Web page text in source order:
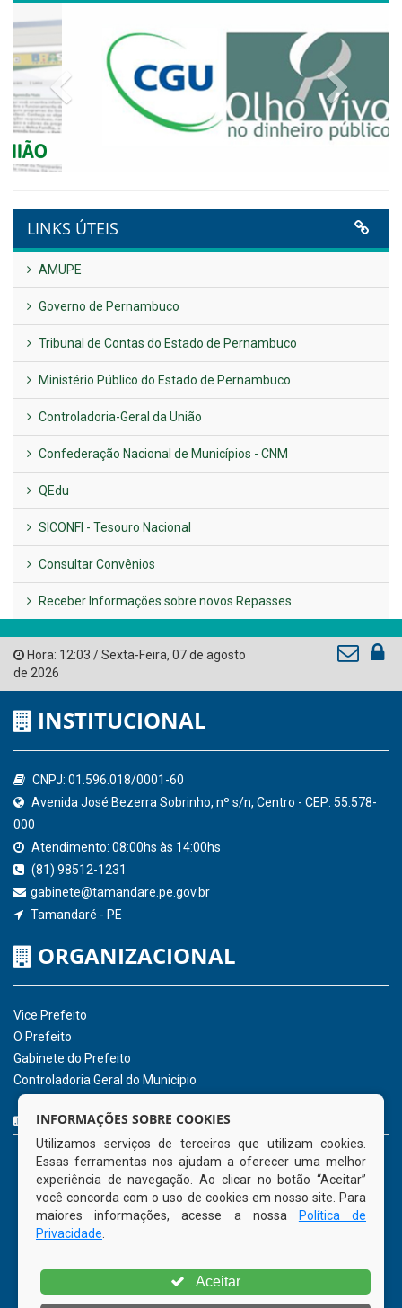
NOTA DE PESAR E LUTO OFICIAL
Publicado em: 9 de junho de 2026
Plano Diretor – 2026
VER TODAS NOTÍCIAS
UTILIDADE PÚBLICA
Previous
LINKS ÚTEIS
AMUPE
Governo de Pernambuco
Tribunal de Contas do Estado de Pernambuco
Ministério Público do Estado de Pernambuco
Controladoria-Geral da União
Confederação Nacional de Municípios - CNM
QEdu
Consultar Convênios
Receber Informações sobre novos Repasses
Hora:12:03/ Sexta-Feira,07 de agosto
de 2026
INSTITUCIONAL
CNPJ: 01.596.018/0001-60
000
Atendimento: 08:00hs às 14:00hs
(81) 98512-1231
gabinete@tamandare.pe.gov.br
Tamandaré - PE
INFORMAÇÕES SOBRE COOKIES
Utilizamos serviços de terceiros que utilizam cookies.
Essas ferramentas nos ajudam a oferecer uma melhor
experiência de navegação. Ao clicar no botão “Aceitar”
você concorda com o uso de cookies em nosso site. Para
maiores informações, acesse a nossa
Política de
Privacidade
Aceitar